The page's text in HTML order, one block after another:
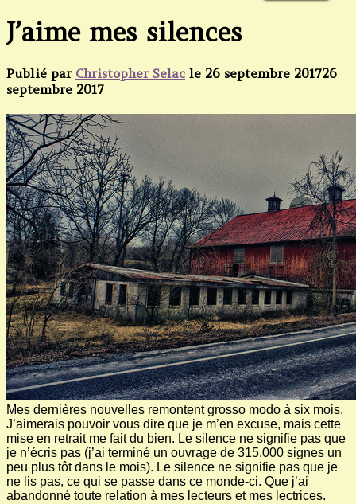
J’aime mes silences
Publié par Christopher Selac le 26 septembre 201726
septembre 2017
Mes dernières nouvelles remontent grosso modo à six mois.
J’aimerais pouvoir vous dire que je m’en excuse, mais cette
mise en retrait me fait du bien. Le silence ne signifie pas que
je n’écris pas (j’ai terminé un ouvrage de 315.000 signes un
peu plus tôt dans le mois). Le silence ne signifie pas que je
ne lis pas, ce qui se passe dans ce monde-ci. Que j’ai
abandonné toute relation à mes lecteurs et mes lectrices.